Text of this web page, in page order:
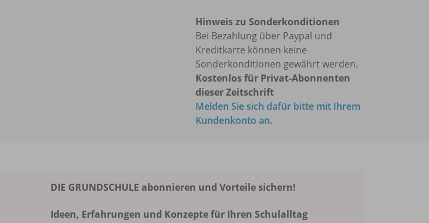
Hinweis zu Sonderkonditionen
Bei Bezahlung über Paypal und
Kreditkarte können keine
Sonderkonditionen gewährt werden.
Kostenlos für Privat-Abonnenten
dieser Zeitschrift
Melden Sie sich dafür bitte mit Ihrem
Kundenkonto an.
DIE GRUNDSCHULE abonnieren und Vorteile sichern!
Ideen, Erfahrungen und Konzepte für Ihren Schulalltag